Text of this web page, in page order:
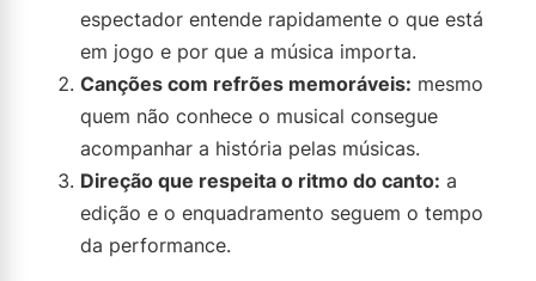
espectador entende rapidamente o que está
em jogo e por que a música importa.
Canções com refrões memoráveis: mesmo
quem não conhece o musical consegue
acompanhar a história pelas músicas.
Direção que respeita o ritmo do canto: a
edição e o enquadramento seguem o tempo
da performance.